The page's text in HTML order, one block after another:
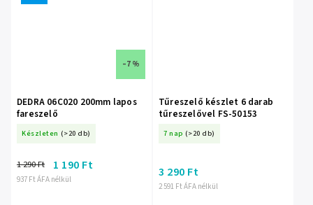
–7 %
DEDRA 06C020 200mm lapos
fareszelő
Készleten (>20 db)
937 Ft ÁFA nélkül
1 290 Ft 1 190 Ft
Tűreszelő készlet 6 darab
tűreszelővel FS-50153
7 nap (>20 db)
2 591 Ft ÁFA nélkül
3 290 Ft